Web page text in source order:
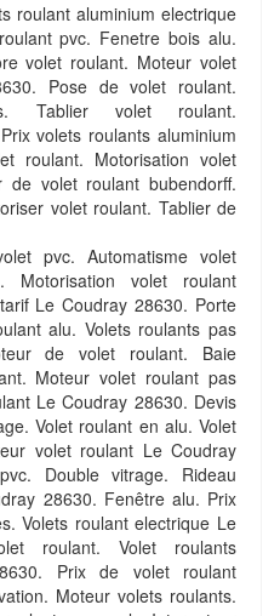
roulant aluminium electrique
pvc. Fenetre bois alu.
volet roulant. Moteur volet
Pose de volet roulant.
Tablier volet roulant.
volets roulants aluminium
roulant. Motorisation volet
volet roulant bubendorff.
volet roulant. Tablier de
pvc. Automatisme volet
Motorisation volet roulant
Le Coudray 28630. Porte
alu. Volets roulants pas
de volet roulant. Baie
Moteur volet roulant pas
Le Coudray 28630. Devis
Volet roulant en alu. Volet
volet roulant Le Coudray
Double vitrage. Rideau
28630. Fenêtre alu. Prix
Volets roulant electrique Le
roulant. Volet roulants
Prix de volet roulant
Moteur volets roulants.